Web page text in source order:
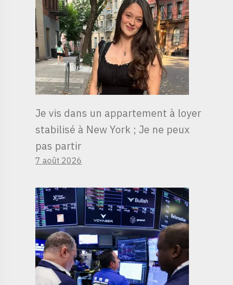
Je vis dans un appartement à loyer
stabilisé à New York ; Je ne peux
pas partir
7 août 2026